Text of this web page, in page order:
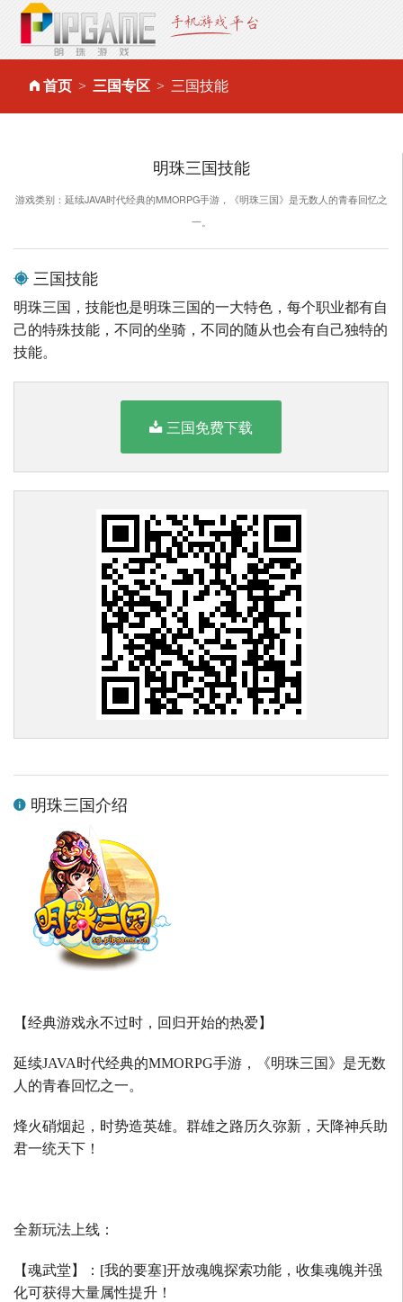
首页 三国专区 三国技能
明珠三国技能
游戏类别：延续JAVA时代经典的MMORPG手游，《明珠三国》是无数人的青春回忆之
一。
三国技能
明珠三国，技能也是明珠三国的一大特色，每个职业都有自
己的特殊技能，不同的坐骑，不同的随从也会有自己独特的
技能。
三国免费下载
明珠三国介绍
【经典游戏永不过时，回归开始的热爱】
延续JAVA时代经典的MMORPG手游，《明珠三国》是无数
人的青春回忆之一。
烽火硝烟起，时势造英雄。群雄之路历久弥新，天降神兵助
君一统天下！
全新玩法上线：
【魂武堂】： [我的要塞]开放魂魄探索功能，收集魂魄并强
化可获得大量属性提升！